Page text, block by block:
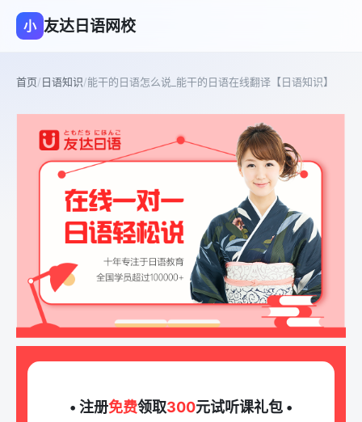
小 友达日语网校
首页/日语知识/能干的日语怎么说_能干的日语在线翻译【日语知识】
• 注册免费领取300元试听课礼包 •